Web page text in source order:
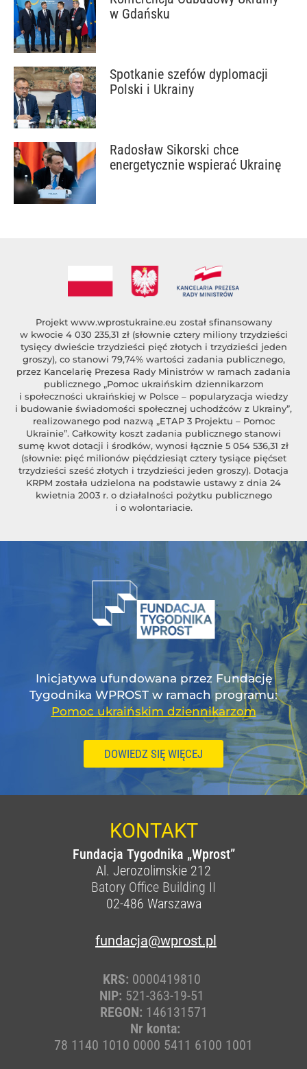
w Gdańsku
Spotkanie szefów dyplomacji
Polski i Ukrainy
Radosław Sikorski chce
energetycznie wspierać Ukrainę
Projekt www.wprostukraine.eu został sfinansowany
w kwocie 4 030 235,31 zł (słownie cztery miliony trzydzieści
tysięcy dwieście trzydzieści pięć złotych i trzydzieści jeden
groszy), co stanowi 79,74% wartości zadania publicznego,
przez Kancelarię Prezesa Rady Ministrów w ramach zadania
publicznego „Pomoc ukraińskim dziennikarzom
i społeczności ukraińskiej w Polsce – popularyzacja wiedzy
i budowanie świadomości społecznej uchodźców z Ukrainy”,
realizowanego pod nazwą „ETAP 3 Projektu – Pomoc
Ukrainie”. Całkowity koszt zadania publicznego stanowi
sumę kwot dotacji i środków, wynosi łącznie 5 054 536,31 zł
(słownie: pięć milionów pięćdziesiąt cztery tysiące pięćset
trzydzieści sześć złotych i trzydzieści jeden groszy). Dotacja
KRPM została udzielona na podstawie ustawy z dnia 24
kwietnia 2003 r. o działalności pożytku publicznego
i o wolontariacie.
Inicjatywa ufundowana przez Fundację
Tygodnika WPROST w ramach programu:
Pomoc ukraińskim dziennikarzom
DOWIEDZ SIĘ WIĘCEJ
KONTAKT
Fundacja Tygodnika „Wprost”
Al. Jerozolimskie 212
Batory Office Building II
02-486 Warszawa
fundacja@wprost.pl
KRS: 0000419810
NIP: 521-363-19-51
REGON: 146131571
Nr konta:
78 1140 1010 0000 5411 6100 1001